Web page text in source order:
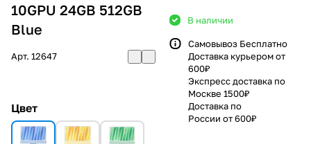
10GPU 24GB 512GB
Blue
Арт. 12647
Цвет
В наличии
Самовывоз Бесплатно
Доставка курьером от
600₽
Экспресс доставка по
Москве 1500₽
Доставка по
России от 600₽